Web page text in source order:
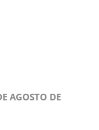
AGOSTO DE